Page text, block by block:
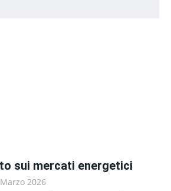
sui mercati energetici
2026